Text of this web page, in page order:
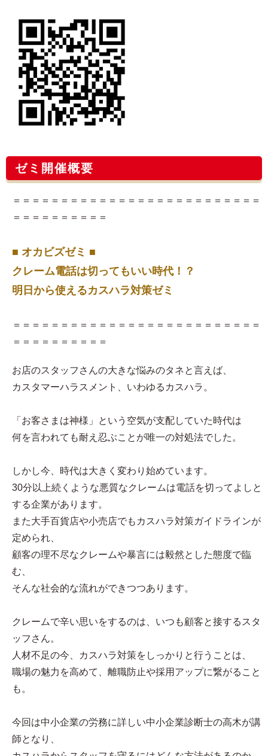
ゼミ開催概要
＝＝＝＝＝＝＝＝＝＝＝＝＝＝＝＝＝＝＝＝＝＝＝＝＝＝
＝＝＝＝＝＝＝＝＝＝
■ オカビズゼミ ■
クレーム電話は切ってもいい時代！？
明日から使えるカスハラ対策ゼミ
＝＝＝＝＝＝＝＝＝＝＝＝＝＝＝＝＝＝＝＝＝＝＝＝＝＝
＝＝＝＝＝＝＝＝＝＝
お店のスタッフさんの大きな悩みのタネと言えば、
カスタマーハラスメント、いわゆるカスハラ。
「お客さまは神様」という空気が支配していた時代は
何を言われても耐え忍ぶことが唯一の対処法でした。
しかし今、時代は大きく変わり始めています。
30分以上続くような悪質なクレームは電話を切ってよしと
する企業があります。
また大手百貨店や小売店でもカスハラ対策ガイドラインが
定められ、
顧客の理不尽なクレームや暴言には毅然とした態度で臨
む、
そんな社会的な流れができつつあります。
クレームで辛い思いをするのは、いつも顧客と接するスタ
ッフさん。
人材不足の今、カスハラ対策をしっかりと行うことは、
職場の魅力を高めて、離職防止や採用アップに繋がること
も。
今回は中小企業の労務に詳しい中小企業診断士の高木が講
師となり、